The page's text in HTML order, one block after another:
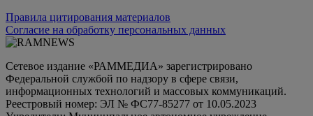
Правила цитирования материалов
Согласие на обработку персональных данных
Сетевое издание «РАММЕДИА» зарегистрировано
Федеральной службой по надзору в сфере связи,
информационных технологий и массовых коммуникаций.
Реестровый номер: ЭЛ № ФС77-85277 от 10.05.2023